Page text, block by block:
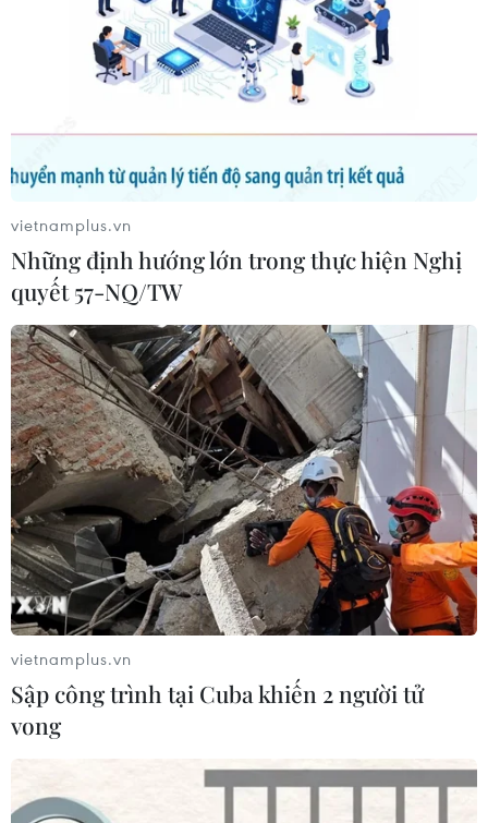
vietnamplus.vn
Những định hướng lớn trong thực hiện Nghị
quyết 57-NQ/TW
vietnamplus.vn
Sập công trình tại Cuba khiến 2 người tử
vong